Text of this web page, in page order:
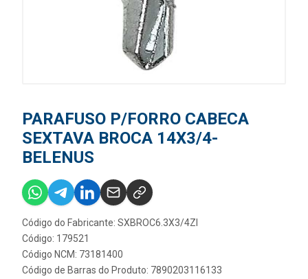
PARAFUSO P/FORRO CABECA
SEXTAVA BROCA 14X3/4-
BELENUS
Código do Fabricante: SXBROC6.3X3/4ZI
Código: 179521
Código NCM: 73181400
Código de Barras do Produto: 7890203116133